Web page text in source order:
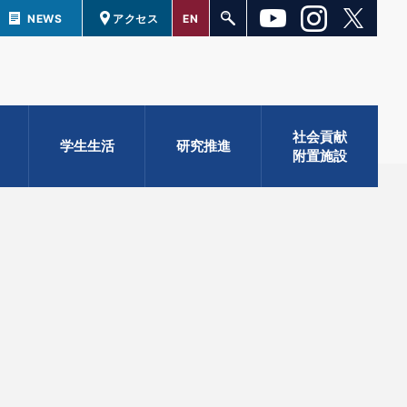
NEWS アクセス EN
学生生活 研究推進
社会貢献
附置施設